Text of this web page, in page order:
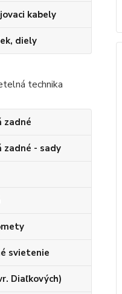
kabely
diely
technika
zadné
zadné - sady
svietenie
Diaľkových)